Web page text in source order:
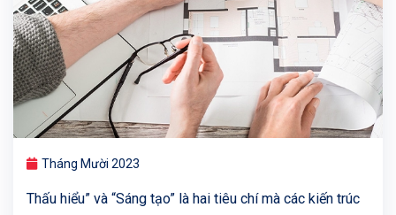
Tháng Mười 2023
Thấu hiểu” và “Sáng tạo” là hai tiêu chí mà các kiến trúc